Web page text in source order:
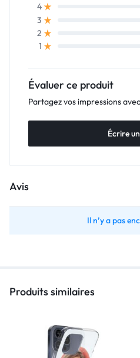
4
3
2
1
Évaluer ce produit
Partagez vos impressions
Écrire
Avis
Il n’y a pas
Produits similaires